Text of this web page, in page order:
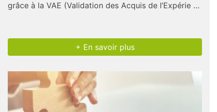
grâce à la VAE (Validation des Acquis de l’Expérie …
+ En savoir plus